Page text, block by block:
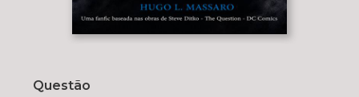
Questão